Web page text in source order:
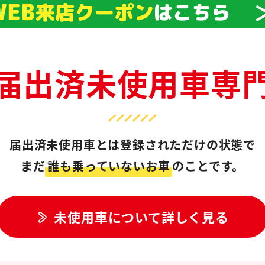
出済未使用車専
届出済未使用車とは登録されただけの状態で
まだ誰も乗っていないお車のことです。
未使用車について詳しく見る